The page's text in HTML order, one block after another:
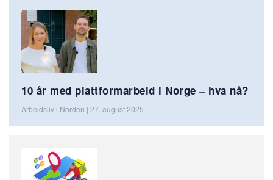
10 år med plattformarbeid i Norge – hva nå?
Arbeidsliv i Norden | 27. august 2025